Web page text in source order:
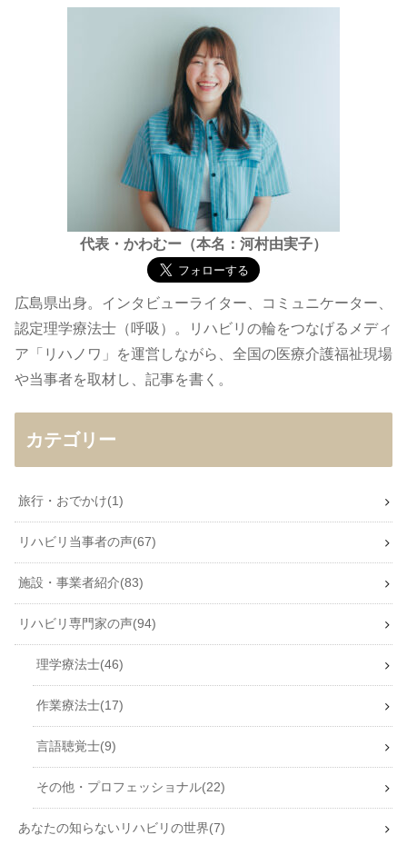
代表・かわむー（本名：河村由実子）
広島県出身。インタビューライター、コミュニケーター、
認定理学療法士（呼吸）。リハビリの輪をつなげるメディ
ア「リハノワ」を運営しながら、全国の医療介護福祉現場
や当事者を取材し、記事を書く。
カテゴリー
旅行・おでかけ 1
リハビリ当事者の声 67
施設・事業者紹介 83
リハビリ専門家の声 94
理学療法士 46
作業療法士 17
言語聴覚士 9
その他・プロフェッショナル 22
あなたの知らないリハビリの世界 7